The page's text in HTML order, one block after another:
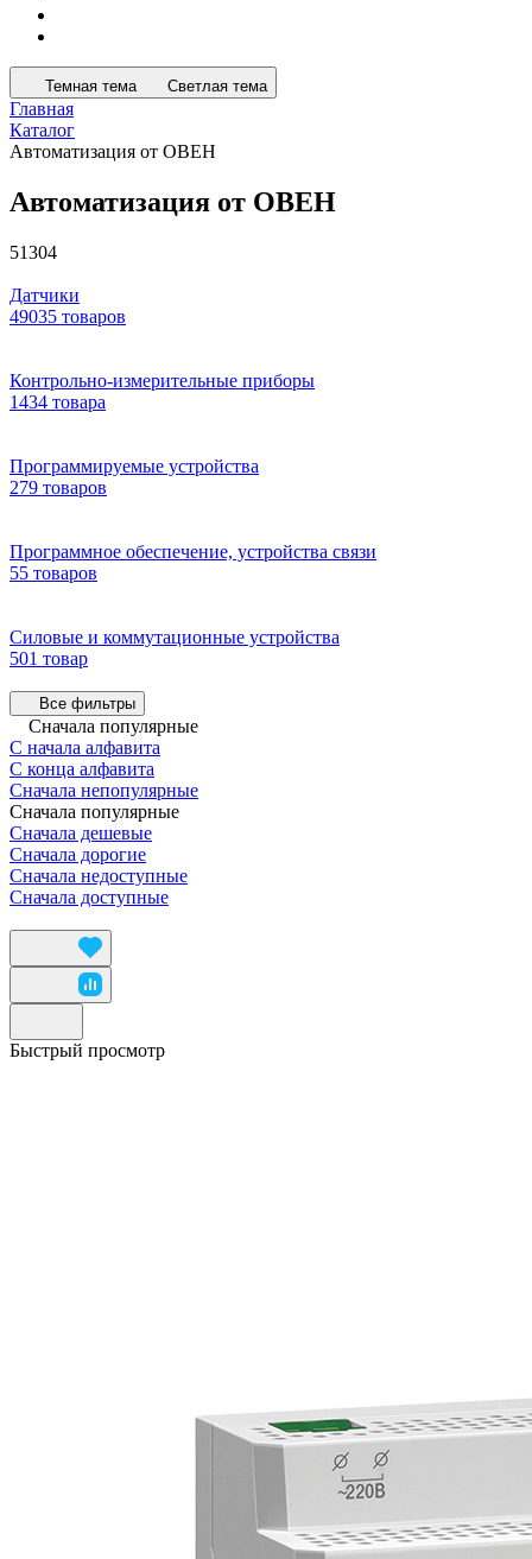
Темная тема Светлая тема
Главная
Каталог
Автоматизация от ОВЕН
Автоматизация от ОВЕН
51304
Датчики
49035 товаров
Контрольно-измерительные приборы
1434 товара
Программируемые устройства
279 товаров
Программное обеспечение, устройства связи
55 товаров
Силовые и коммутационные устройства
501 товар
Все фильтры
Сначала популярные
С начала алфавита
С конца алфавита
Сначала непопулярные
Сначала популярные
Сначала дешевые
Сначала дорогие
Сначала недоступные
Сначала доступные
Быстрый просмотр